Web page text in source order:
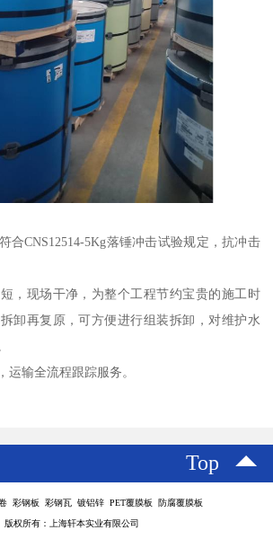
合CNS12514-5Kg落锤冲击试验规定，抗冲击
，现场干净，为整个工程节约宝贵的施工时
卸再复原，可方便进行组装拆卸，对维护水
运输全流程跟踪服务。
Top
彩钢板 彩钢瓦 镀铝锌 PET覆膜板 防腐覆膜板
版权所有：上海轩本实业有限公司